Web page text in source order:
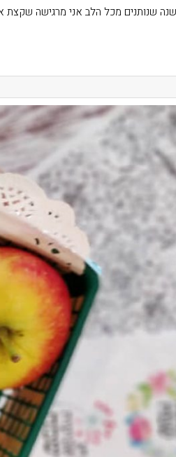
שנותנים מכל הלב אני מרגישה שקצת